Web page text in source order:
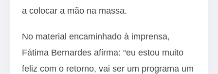
a colocar a mão na massa.
No material encaminhado à imprensa,
Fátima Bernardes afirma: “eu estou muito
feliz com o retorno, vai ser um programa um